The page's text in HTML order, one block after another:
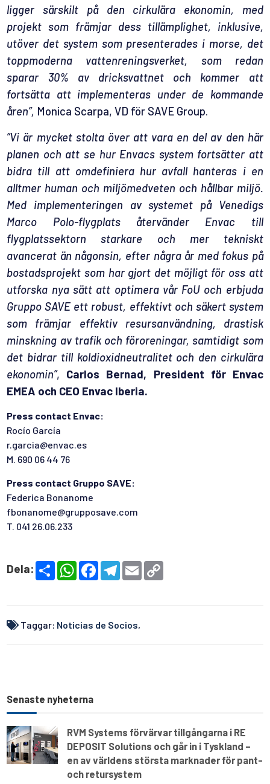
ligger särskilt på den cirkulära ekonomin, med
projekt som främjar dess tillämplighet, inklusive,
utöver det system som presenterades i morse, det
toppmoderna vattenreningsverket, som redan
sparar 30% av dricksvattnet och kommer att
fortsätta att implementeras under de kommande
åren”, Monica Scarpa, VD för SAVE Group.
”Vi är mycket stolta över att vara en del av den här
planen och att se hur Envacs system fortsätter att
bidra till att omdefiniera hur avfall hanteras i en
alltmer human och miljömedveten och hållbar miljö.
Med implementeringen av systemet på Venedigs
Marco Polo-flygplats återvänder Envac till
flygplatssektorn starkare och mer tekniskt
avancerat än någonsin, efter några år med fokus på
bostadsprojekt som har gjort det möjligt för oss att
utforska nya sätt att optimera vår FoU och erbjuda
Gruppo SAVE ett robust, effektivt och säkert system
som främjar effektiv resursanvändning, drastisk
minskning av trafik och föroreningar, samtidigt som
det bidrar till koldioxidneutralitet och den cirkulära
ekonomin”, Carlos Bernad, President för Envac
EMEA och CEO Envac Iberia.
Press contact Envac:
Rocío García
r.garcia@envac.es
M. 690 06 44 76
Press contact Gruppo SAVE:
Federica Bonanome
fbonanome@grupposave.com
T. 041 26.06.233
Dela:
S
h
W
h
p
F
o
T
e
a
E
m
Taggar: Noticias de Socios,
Senaste nyheterna
RVM Systems förvärvar tillgångarna i RE
DEPOSIT Solutions och går in i Tyskland –
en av världens största marknader för pant-
och retursystem